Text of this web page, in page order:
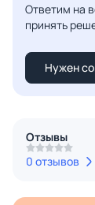
Ответим на
принять
Нужен
Отзывы
0 отзывов